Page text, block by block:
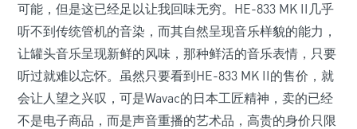
可能，但是这已经足以让我回味无穷。HE-833 MK II几乎
听不到传统管机的音染，而其自然呈现音乐样貌的能力，
让罐头音乐呈现新鲜的风味，那种鲜活的音乐表情，只要
听过就难以忘怀。虽然只要看到HE-833 MK II的售价，就
会让人望之兴叹，可是Wavac的日本工匠精神，卖的已经
不是电子商品，而是声音重播的艺术品，高贵的身价只限